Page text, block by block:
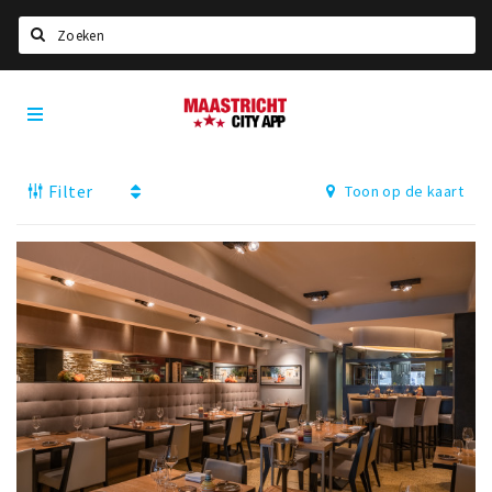
Home
Deals
Nieuws, interviews & blogs
Eten
Drinken
Slapen
Recreatief
Winkels
Maastricht
City
Filter Toon op de kaart